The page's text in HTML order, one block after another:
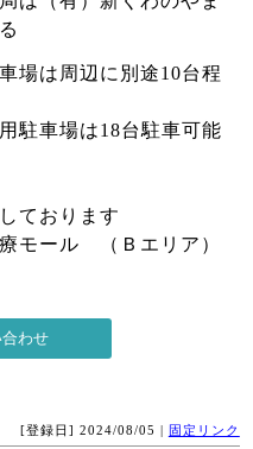
場は周辺に別途10台程
駐車場は18台駐車可能
ております
モール （Ｂエリア）
[登録日] 2024/08/05 | 固定リンク